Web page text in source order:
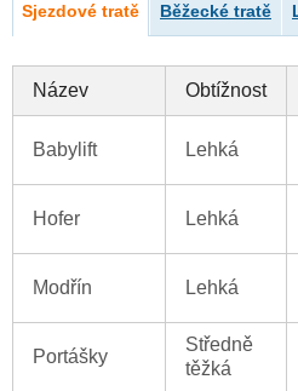
Sjezdové tratě Běžecké tratě
Název Obtížnost
Babylift Lehká
Hofer Lehká
Modřín Lehká
Portášky
Středně
těžká